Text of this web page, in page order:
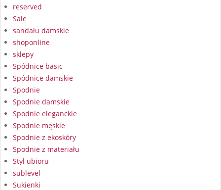
reserved
Sale
sandału damskie
shoponline
sklepy
Spódnice basic
Spódnice damskie
Spodnie
Spodnie damskie
Spodnie eleganckie
Spodnie męskie
Spodnie z ekoskóry
Spodnie z materiału
Styl ubioru
sublevel
Sukienki